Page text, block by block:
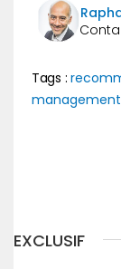
Tags :
management
EXCLUSIF